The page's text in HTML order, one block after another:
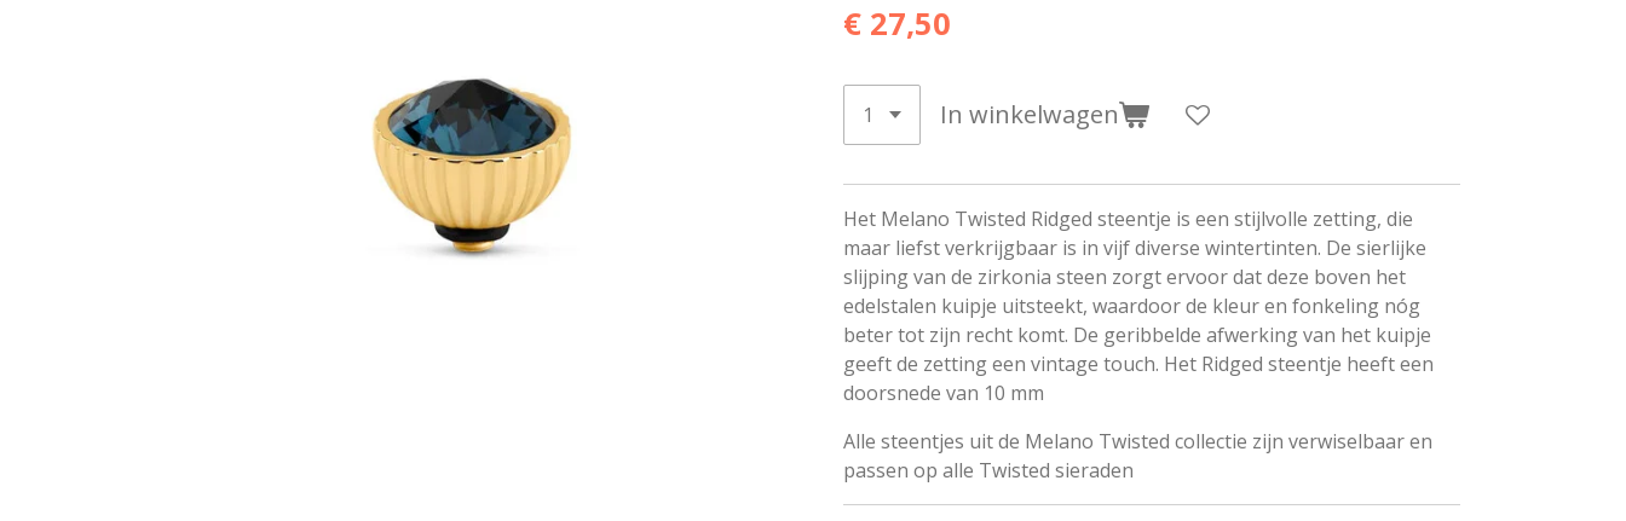
€ 27,50
In winkelwagen
Het Melano Twisted Ridged steentje is een stijlvolle zetting, die
maar liefst verkrijgbaar is in vijf diverse wintertinten. De sierlijke
slijping van de zirkonia steen zorgt ervoor dat deze boven het
edelstalen kuipje uitsteekt, waardoor de kleur en fonkeling nóg
beter tot zijn recht komt. De geribbelde afwerking van het kuipje
geeft de zetting een vintage touch. Het Ridged steentje heeft een
doorsnede van 10 mm
Alle steentjes uit de Melano Twisted collectie zijn verwiselbaar en
passen op alle Twisted sieraden